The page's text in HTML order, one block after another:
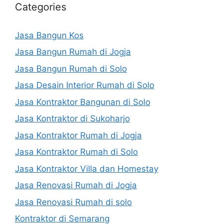
Categories
Jasa Bangun Kos
Jasa Bangun Rumah di Jogja
Jasa Bangun Rumah di Solo
Jasa Desain Interior Rumah di Solo
Jasa Kontraktor Bangunan di Solo
Jasa Kontraktor di Sukoharjo
Jasa Kontraktor Rumah di Jogja
Jasa Kontraktor Rumah di Solo
Jasa Kontraktor Villa dan Homestay
Jasa Renovasi Rumah di Jogja
Jasa Renovasi Rumah di solo
Kontraktor di Semarang